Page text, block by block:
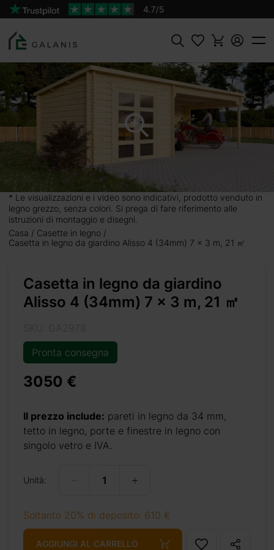
Cercare
* Le visualizzazioni e i video sono indicativi, prodotto venduto in
legno grezzo, senza colori. Si prega di fare riferimento alle
istruzioni di montaggio e disegni.
Casa
Casette in legno
Casetta in legno da giardino Alisso 4 (34mm) 7 x 3 m, 21 ㎡
Casetta in legno da giardino
Alisso 4 (34mm) 7 x 3 m, 21 ㎡
Pronta consegna
3050 €
Il prezzo include: pareti in legno da 34 mm,
tetto in legno, porte e finestre in legno con
singolo vetro e IVA.
Unità:
Soltanto 20% di deposito: 610 €
AGGIUNGI AL CARRELLO
Prodotto:
ALISSO 4 Pareti da 34 mm
3050 €
in legno
anche agli